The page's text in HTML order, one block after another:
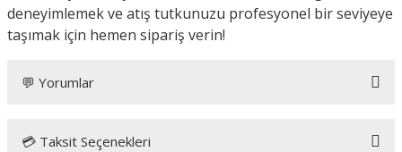
deneyimlemek ve atış tutkunuzu profesyonel bir seviyeye
taşımak için hemen sipariş verin!
💬 Yorumlar
💳 Taksit Seçenekleri